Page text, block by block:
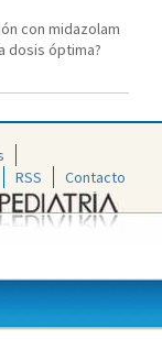
con midazolam
dosis óptima?
RSS Contacto